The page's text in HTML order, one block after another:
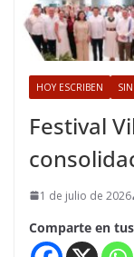
HOY ESCRIBEN
Festival
1 de julio de 2026
Comparte en